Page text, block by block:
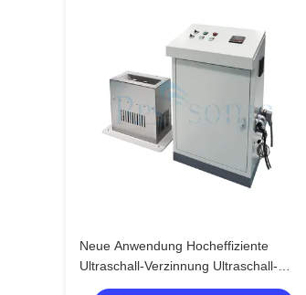
Neue Anwendung Hocheffiziente
Ultraschall-Verzinnung Ultraschall-
Tauchlötmaschine